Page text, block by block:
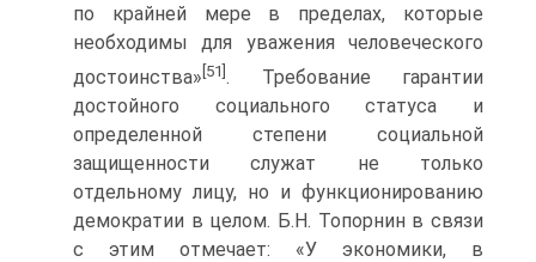
по крайней мере в пределах, которые
необходимы для уважения человеческого
достоинства» [51]. Требование гарантии
достойного социального статуса и
определенной степени социальной
защищенности служат не только
отдельному лицу, но и функционированию
демократии в целом. Б.Н. Топорнин в связи
с этим отмечает: «У экономики, в